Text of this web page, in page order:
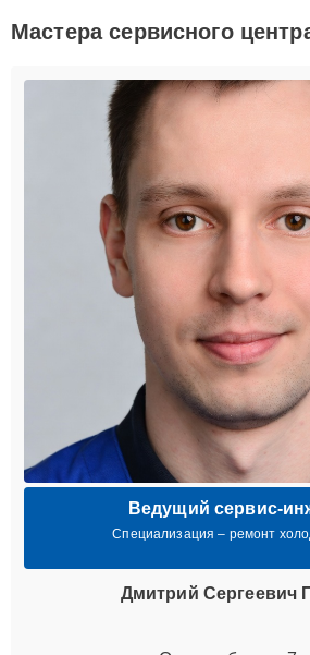
Мастера сервисного
Ведущий сервис-
Специализация – ремонт
Дмитрий Сергеевич